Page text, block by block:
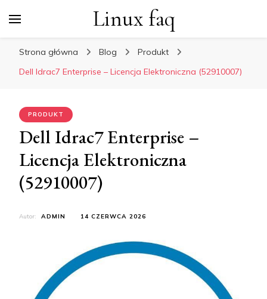
Linux faq
Strona główna Blog
Produkt
Dell Idrac7 Enterprise – Licencja Elektroniczna (52910007)
PRODUKT
Dell Idrac7 Enterprise –
Licencja Elektroniczna
(52910007)
Autor: ADMIN 14 CZERWCA 2026